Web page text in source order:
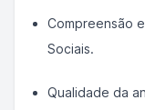
Compreensão
Sociais.
Qualidade da